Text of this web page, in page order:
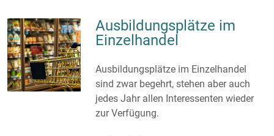
Ausbildungsplätze im
Einzelhandel
Ausbildungsplätze im Einzelhandel
sind zwar begehrt, stehen aber auch
jedes Jahr allen Interessenten wieder
zur Verfügung.